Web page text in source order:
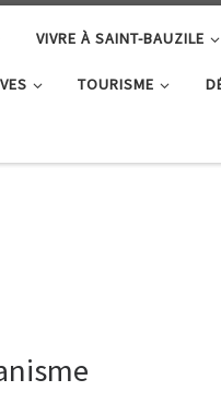
VIVRE À SAINT-BAUZILE
TOURISME